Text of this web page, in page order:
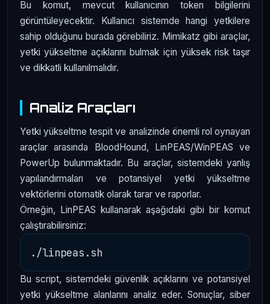
Bu komut, mevcut kullanıcının token bilgilerini
görüntüleyecektir. Kullanıcı sistemde hangi yetkilere
sahip olduğunu burada görebiliriz. Mimikatz gibi araçlar,
yetki yükseltme açıklarını bulmak için yüksek risk taşır
ve dikkatli kullanılmalıdır.
Analiz Araçları
Yetki yükseltme tespit ve analizinde önemli rol oynayan
araçlar arasında BloodHound, LinPEAS/WinPEAS ve
PowerUp bulunmaktadır. Bu araçlar, sistemdeki yanlış
yapılandırmaları ve potansiyel yetki yükseltme
vektörlerini otomatik olarak tarar ve raporlar.
Örneğin, LinPEAS kullanarak aşağıdaki gibi bir komut
çalıştırabilirsiniz:
Bu script, sistemdeki güvenlik açıklarını ve potansiyel
yetki yükseltme alanlarını analiz eder. Sonuçlar, siber